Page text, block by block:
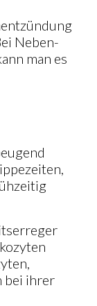
Neben-
man es
bei ihrer